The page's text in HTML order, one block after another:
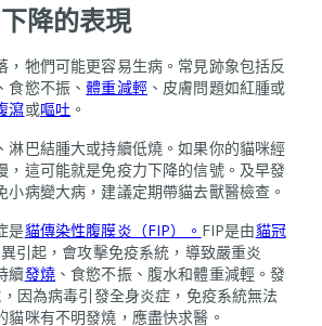
降的表現
，牠們可能更容易生病。常見跡象包括反
食慾不振、體重減輕、皮膚問題如紅腫或
瀉或嘔吐 。
淋巴結腫大或持續低燒。如果你的貓咪經
，這可能就是免疫力下降的信號。及早發
小病變大病，建議定期帶貓去獸醫檢查。
是貓傳染性腹膜炎（FIP）。 FIP是由貓冠
異引起，會攻擊免疫系統，導致嚴重炎
續發燒、食慾不振、腹水和體重減輕。發
因為病毒引發全身炎症，免疫系統無法
貓咪有不明發燒，應盡快求醫。